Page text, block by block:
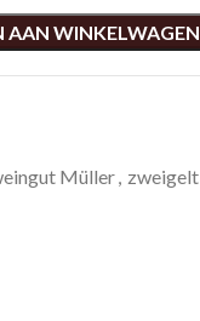
AAN WINKELWAGEN
Müller, zweigelt